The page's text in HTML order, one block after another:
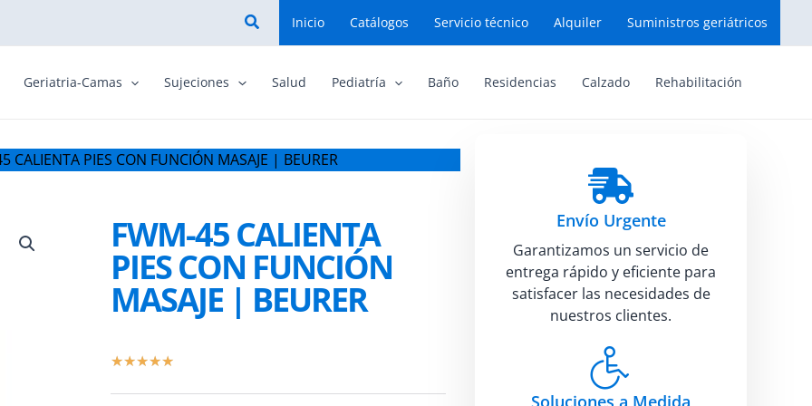
BuscarInicio Catálogos Servicio técnico Alquiler Suministros geriátricos
Geriatria-Camas Sujeciones Salud Pediatría Baño Residencias Calzado Rehabilitación
CALIENTA PIES CON FUNCIÓN MASAJE | BEURER
FWM-45 CALIENTA
PIES CON FUNCIÓN
MASAJE | BEURER
★★★★★
Envío Urgente
Garantizamos un servicio de
entrega rápido y eficiente para
satisfacer las necesidades de
nuestros clientes.
Soluciones a Medida